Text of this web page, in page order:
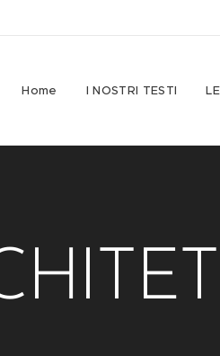
Home I NOSTRI TESTI